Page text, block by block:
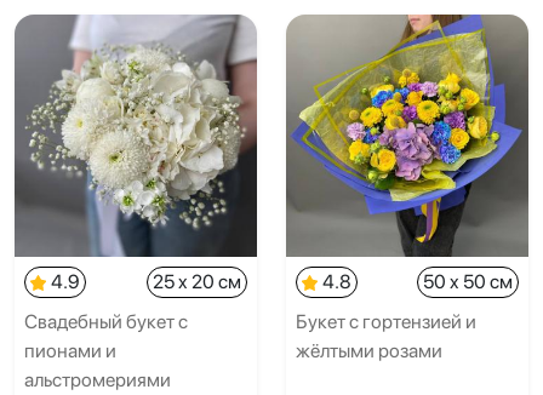
4.9
25 x 20 см
Свадебный букет с
пионами и
альстромериями
4.8
50 x 50 см
Букет с гортензией и
жёлтыми розами